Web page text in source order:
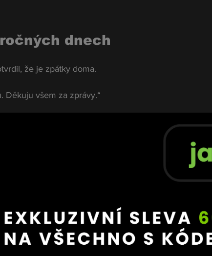
dnech
že je zpátky doma.
Děkuju všem za zprávy.“
a psychicky náročná.
v rámci příspěvku:
navždy.“